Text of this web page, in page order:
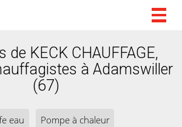
de KECK CHAUFFAGE,
à Adamswiller
(67)
eau
Pompe à chaleur